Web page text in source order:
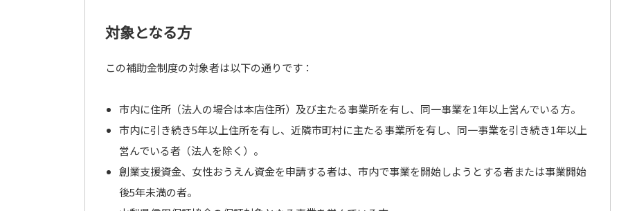
対象となる方
この補助金制度の対象者は以下の通りです：
市内に住所（法人の場合は本店住所）及び主たる事業所を有し、同一事業を1年以上営んでいる方。
市内に引き続き5年以上住所を有し、近隣市町村に主たる事業所を有し、同一事業を引き続き1年以上
営んでいる者（法人を除く）。
創業支援資金、女性おうえん資金を申請する者は、市内で事業を開始しようとする者または事業開始
後5年未満の者。